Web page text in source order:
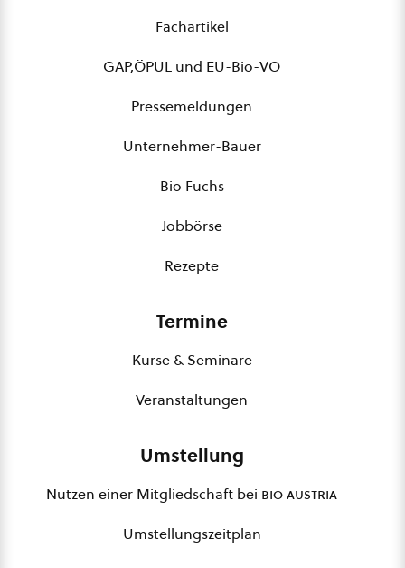
Fachartikel
GAP,ÖPUL und EU-Bio-VO
Pressemeldungen
Unternehmer-Bauer
Bio Fuchs
Jobbörse
Rezepte
Termine
Kurse & Seminare
Veranstaltungen
Umstellung
Nutzen einer Mitgliedschaft bei bio austria
Umstellungszeitplan